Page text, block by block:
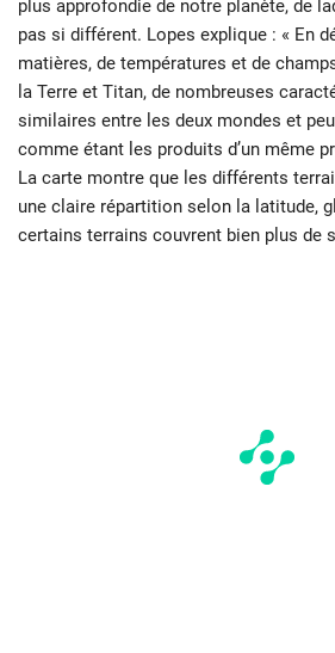
plus approfondie de notre planète, de
pas si différent. Lopes explique : « En
matières, de températures et de
la Terre et Titan, de nombreuses
similaires entre les deux mondes et
comme étant les produits d’un même
La carte montre que les différents
une claire répartition selon la latitude,
certains terrains couvrent bien plus de